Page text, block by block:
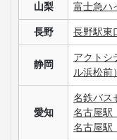
山梨 富士急ハ
長野 長野駅東
静岡
アクトシ
ル浜松前）
愛知
名鉄バス
名古屋駅
名古屋駅